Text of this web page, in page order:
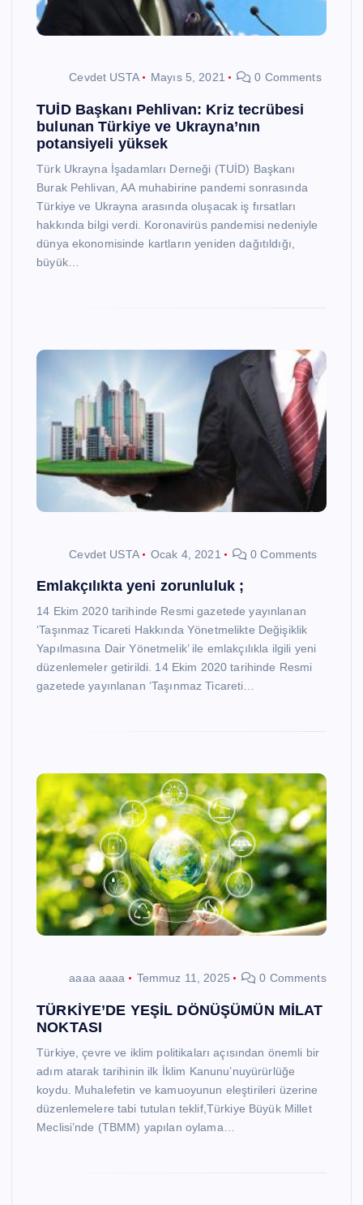
Cevdet USTA Mayıs 5, 2021 0 Comments
TUİD Başkanı Pehlivan: Kriz tecrübesi
bulunan Türkiye ve Ukrayna’nın
potansiyeli yüksek
Türk Ukrayna İşadamları Derneği (TUİD) Başkanı
Burak Pehlivan, AA muhabirine pandemi sonrasında
Türkiye ve Ukrayna arasında oluşacak iş fırsatları
hakkında bilgi verdi. Koronavirüs pandemisi nedeniyle
dünya ekonomisinde kartların yeniden dağıtıldığı,
büyük…
Cevdet USTA Ocak 4, 2021 0 Comments
Emlakçılıkta yeni zorunluluk ;
14 Ekim 2020 tarihinde Resmi gazetede yayınlanan
‘Taşınmaz Ticareti Hakkında Yönetmelikte Değişiklik
Yapılmasına Dair Yönetmelik’ ile emlakçılıkla ilgili yeni
düzenlemeler getirildi. 14 Ekim 2020 tarihinde Resmi
gazetede yayınlanan ‘Taşınmaz Ticareti…
aaaa aaaa Temmuz 11, 2025 0 Comments
TÜRKİYE’DE YEŞİL DÖNÜŞÜMÜN MİLAT
NOKTASI
Türkiye, çevre ve iklim politikaları açısından önemli bir
adım atarak tarihinin ilk İklim Kanunu’nuyürürlüğe
koydu. Muhalefetin ve kamuoyunun eleştirileri üzerine
düzenlemelere tabi tutulan teklif,Türkiye Büyük Millet
Meclisi’nde (TBMM) yapılan oylama…